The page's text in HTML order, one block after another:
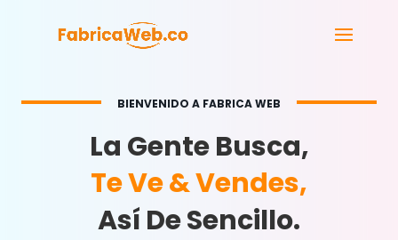
BIENVENIDO A FABRICA WEB
La Gente Busca,
Te Ve & Vendes,
Así De Sencillo.